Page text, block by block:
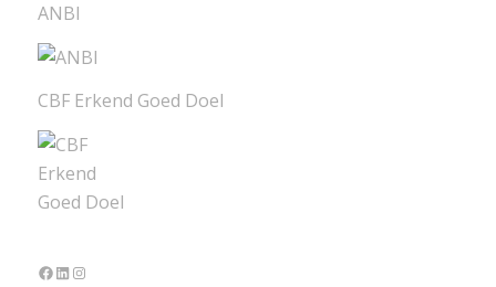
ANBI
CBF Erkend Goed Doel
Facebook
LinkedIn
Instagram